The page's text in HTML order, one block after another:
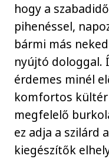
hogy a
pihenéssel,
bármi más
nyújtó dologgal.
érdemes minél
komfortos
megfelelő
ez adja a szilárd
kiegészítők